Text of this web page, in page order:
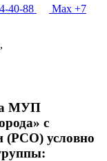
40-88
Max +7
МУП
с
(РСО) условно